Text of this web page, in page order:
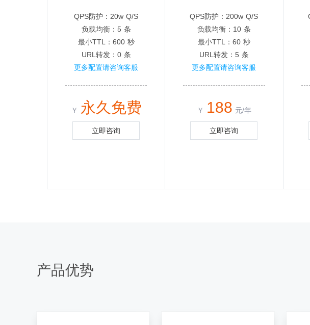
QPS防护：20w Q/S
负载均衡：5 条
最小TTL：600 秒
URL转发：0 条
更多配置请咨询客服
￥ 永久免费
立即咨询
QPS防护：200w Q/S
负载均衡：10 条
最小TTL：60 秒
URL转发：5 条
更多配置请咨询客服
￥ 188 元/年
立即咨询
产品优势